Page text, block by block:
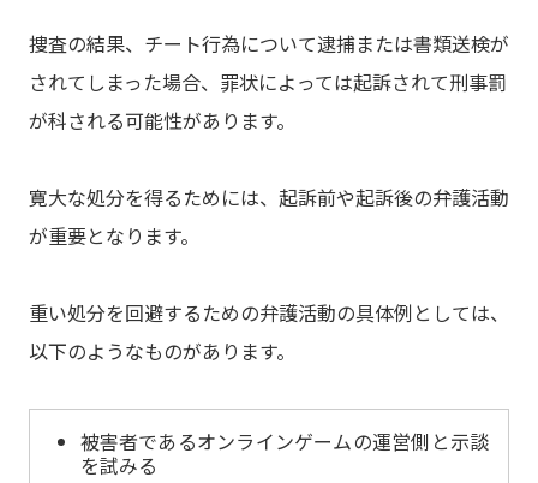
捜査の結果、チート行為について逮捕または書類送検が
されてしまった場合、罪状によっては起訴されて刑事罰
が科される可能性があります。
寛大な処分を得るためには、起訴前や起訴後の弁護活動
が重要となります。
重い処分を回避するための弁護活動の具体例としては、
以下のようなものがあります。
被害者であるオンラインゲームの運営側と示談
を試みる